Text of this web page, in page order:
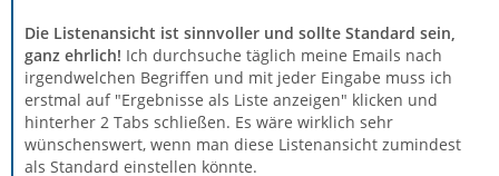
Die Listenansicht ist sinnvoller und sollte Standard sein,
ganz ehrlich! Ich durchsuche täglich meine Emails nach
irgendwelchen Begriffen und mit jeder Eingabe muss ich
erstmal auf "Ergebnisse als Liste anzeigen" klicken und
hinterher 2 Tabs schließen. Es wäre wirklich sehr
wünschenswert, wenn man diese Listenansicht zumindest
als Standard einstellen könnte.